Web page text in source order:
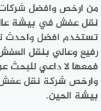
من ارخص وافضل
نقل عفش في بيشة
تستخدم افضل واحدث
رفيع وعالي بنقل
فمعها لا داعي
وارخص شركة نقل
بيشة الحين.